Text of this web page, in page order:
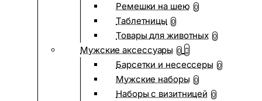
Ремешки на шею 0
Таблетницы 0
Товары для животных 0
Мужские аксессуары 0
Барсетки и несессеры 0
Мужские наборы 0
Наборы с визитницей 0